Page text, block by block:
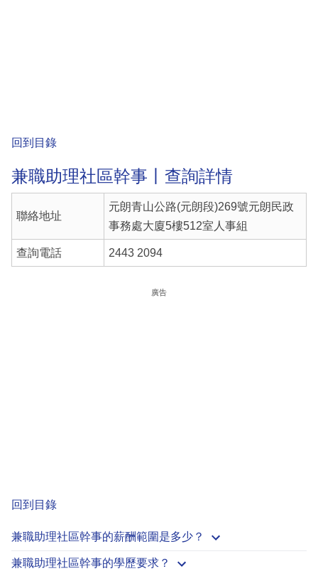
回到目錄
兼職助理社區幹事丨查詢詳情
聯絡地址
元朗青山公路(元朗段)269號元朗民政
事務處大廈5樓512室人事組
查詢電話 2443 2094
廣告
回到目錄
兼職助理社區幹事的薪酬範圍是多少？
兼職助理社區幹事的學歷要求？